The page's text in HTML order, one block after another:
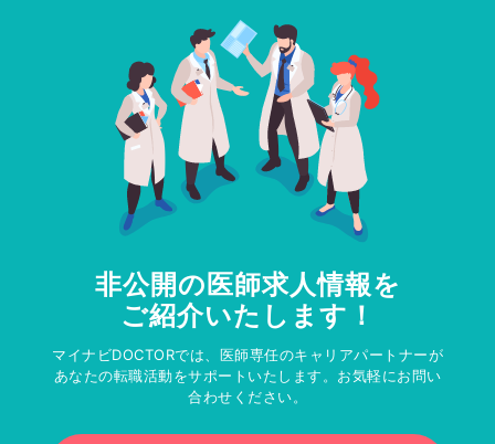
非公開の医師求人情報を
ご紹介いたします！
マイナビDOCTORでは、医師専任のキャリアパートナーが
あなたの転職活動をサポートいたします。お気軽にお問い
合わせください。